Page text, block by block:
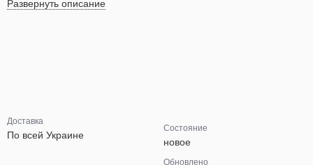
Развернуть описание
Доставка
По всей Украине
Состояние
новое
Обновлено